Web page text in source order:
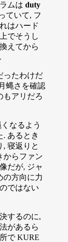
ムは duty
ていて, フ
はハード
でそうし
えてから
.
ったわけだ
蝿さを確認
もアリだろ
なるよう
あるとき
, 寝返りと
からファン
だが, ジャ
の方向に力
ではない
するのに,
があるら
で KURE